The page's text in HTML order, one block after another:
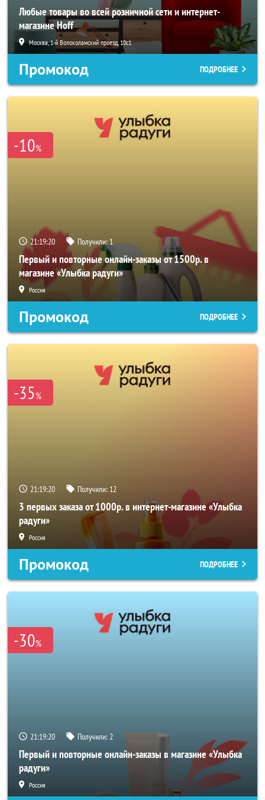
Любые товары во всей розничной сети и интернет-
магазине Hoff
Москва, 1-й Волоколамский проезд, 10с1
Промокод ПОДРОБНЕЕ
-10%
21:19:19 Получили:1
Первый и повторные онлайн-заказы от 1500р. в
магазине «Улыбка радуги»
Россия
Промокод ПОДРОБНЕЕ
-35%
21:19:19 Получили: 12
3 первых заказа от 1000р. в интернет-магазине «Улыбка
радуги»
Россия
Промокод ПОДРОБНЕЕ
-30%
21:19:19 Получили:2
Первый и повторные онлайн-заказы в магазине «Улыбка
радуги»
Россия